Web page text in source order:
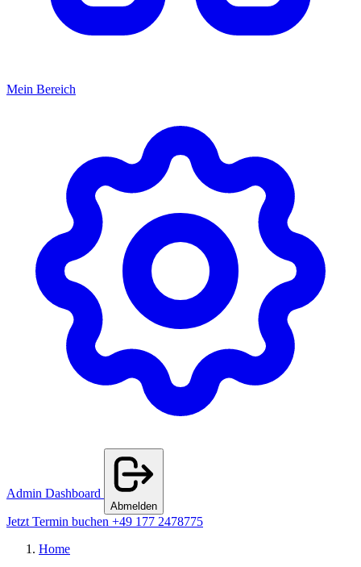
Mein Bereich
Admin Dashboard
Abmelden
Jetzt Termin buchen +49 177 2478775
Home